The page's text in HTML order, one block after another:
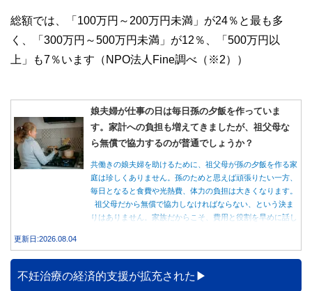
総額では、「100万円～200万円未満」が24％と最も多
く、「300万円～500万円未満」が12％、「500万円以
上」も7％います（NPO法人Fine調べ（※2））
娘夫婦が仕事の日は毎日孫の夕飯を作っていま
す。家計への負担も増えてきましたが、祖父母な
ら無償で協力するのが普通でしょうか？
共働きの娘夫婦を助けるために、祖父母が孫の夕飯を作る家
庭は珍しくありません。孫のためと思えば頑張りたい一方、
毎日となると食費や光熱費、体力の負担は大きくなります。
祖父母だから無償で協力しなければならない、という決ま
りはありません。家族だからこそ、費用と役割を早めに話し
更新日:2026.08.04
不妊治療の経済的支援が拡充された